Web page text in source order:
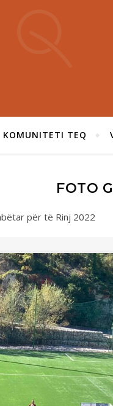
KOMUNITETI TEQ
FOTO
për të Rinj 2022